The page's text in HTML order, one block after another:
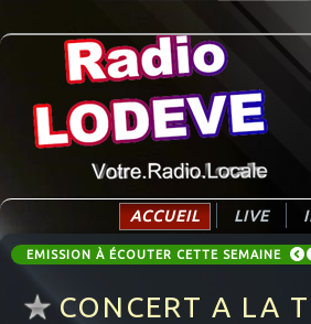
ACCUEIL LIVE
EMISSION À ÉCOUTER CETTE SEMAINE
CONCERT A LA